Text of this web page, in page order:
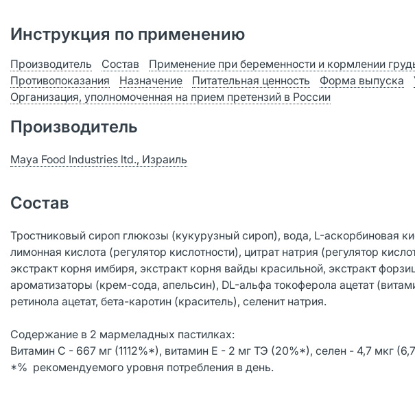
Инструкция по применению
Производитель Состав Применение при беременности и кормлении
Противопоказания
Назначение Питательная ценность Форма выпуска
Организация, уполномоченная на прием претензий в России
Производитель
Maya Food Industries ltd., Израиль
Состав
Тростниковый сироп глюкозы (кукурузный сироп), вода, L-аскорбиновая
лимонная кислота (регулятор кислотности), цитрат натрия (регулятор
экстракт корня имбиря, экстракт корня вайды красильной, экстракт
ароматизаторы (крем-сода, апельсин), DL-альфа токоферола ацетат
ретинола ацетат, бета-каротин (краситель), селенит натрия.
Содержание в 2 мармеладных пастилках:
Витамин С - 667 мг (1112%*), витамин E - 2 мг ТЭ (20%*), селен - 4,7 мкг
*% рекомендуемого уровня потребления в день.